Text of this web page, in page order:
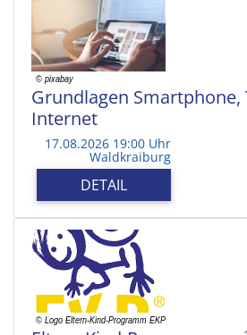
Grundlagen Smartphone,
Internet
17.08.2026 19:00 Uhr
Waldkraiburg
DETAIL